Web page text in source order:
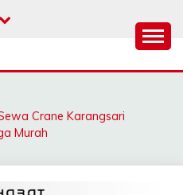
CRANE |
CRANE |
SKYLIFT
Crane Karangsari
Murah